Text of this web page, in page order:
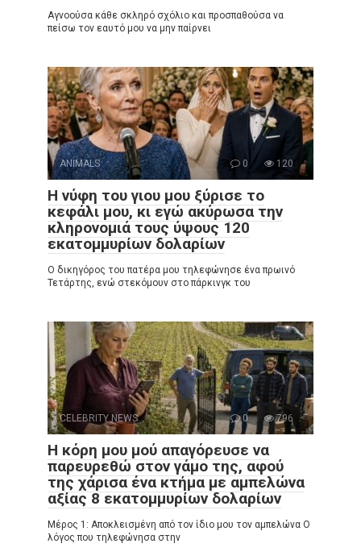
Αγνοούσα κάθε σκληρό σχόλιο και προσπαθούσα να
πείσω τον εαυτό μου να μην παίρνει
ANIMALS 0 120
Η νύφη του γιου μου ξύρισε το
κεφάλι μου, κι εγώ ακύρωσα την
κληρονομιά τους ύψους 120
εκατομμυρίων δολαρίων
Ο δικηγόρος του πατέρα μου τηλεφώνησε ένα πρωινό
Τετάρτης, ενώ στεκόμουν στο πάρκινγκ του
CELEBRITY NEWS 0 796
Η κόρη μου μού απαγόρευσε να
παρευρεθώ στον γάμο της, αφού
της χάρισα ένα κτήμα με αμπελώνα
αξίας 8 εκατομμυρίων δολαρίων
Μέρος 1: Αποκλεισμένη από τον ίδιο μου τον αμπελώνα Ο
λόγος που τηλεφώνησα στην